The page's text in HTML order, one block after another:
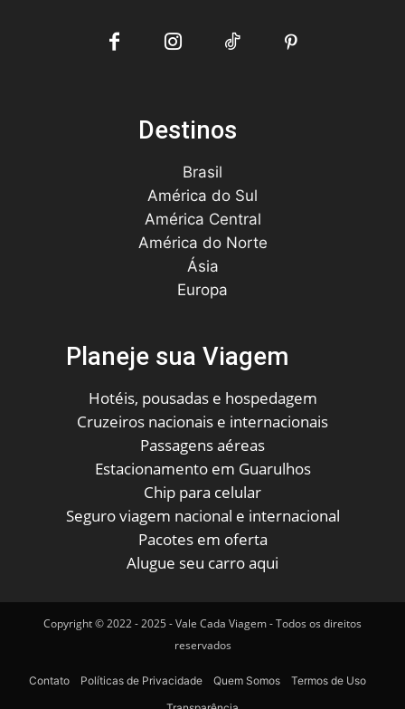
Destinos
Brasil
América do Sul
América Central
América do Norte
Ásia
Europa
Planeje sua Viagem
Hotéis, pousadas e hospedagem
Cruzeiros nacionais e internacionais
Passagens aéreas
Estacionamento em Guarulhos
Chip para celular
Seguro viagem nacional e internacional
Pacotes em oferta
Alugue seu carro aqui
Copyright © 2022 - 2025 - Vale Cada Viagem - Todos os direitos
reservados
Contato Políticas de Privacidade Quem Somos
Termos de Uso